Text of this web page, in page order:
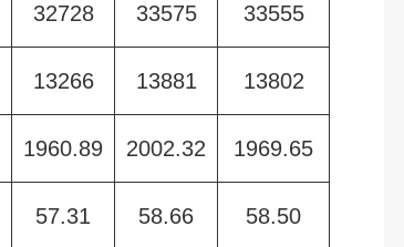
32728 33575 33555
13266 13881 13802
1960.89 2002.32 1969.65
57.31 58.66 58.50